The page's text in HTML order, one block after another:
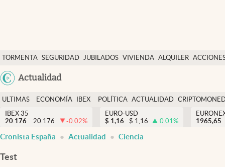
TORMENTA SEGURIDAD JUBILADOS VIVIENDA ALQUILER
USA
Actualidad
Economía y finanzas
Política
Actualidad
Criptomonedas
España
ULTIMAS
NOTICIAS
ECONOMÍA
FINANZAS
IBEX
EURO
POLÍTICA ACTUALIDAD
IBEX 35
20.176
20.176 -0.02%
EURO-USD
$ 1,16 $ 1,16 0.01%
1965,65
Cronista España Actualidad Ciencia
Test